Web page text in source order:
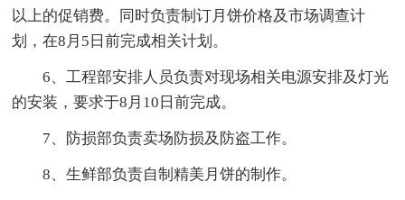
以上的促销费。同时负责制订月饼价格及市场调查计
划，在8月5日前完成相关计划。
6、工程部安排人员负责对现场相关电源安排及灯光
的安装，要求于8月10日前完成。
7、防损部负责卖场防损及防盗工作。
8、生鲜部负责自制精美月饼的制作。